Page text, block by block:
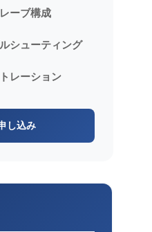
ーブ構成
シューティング
レーション
し込み